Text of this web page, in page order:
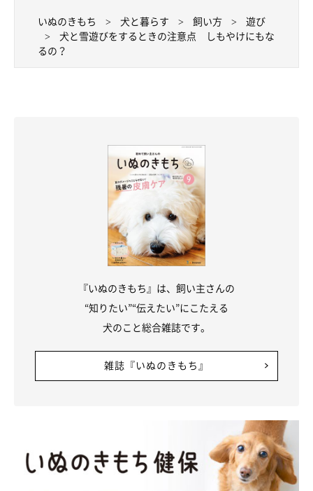
いぬのきもち 犬と暮らす 飼い方
遊び
犬と雪遊びをするときの注意点 しもやけにもな
るの？
『いぬのきもち』は、飼い主さんの
“知りたい”“伝えたい”にこたえる
犬のこと総合雑誌です。
雑誌『いぬのきもち』